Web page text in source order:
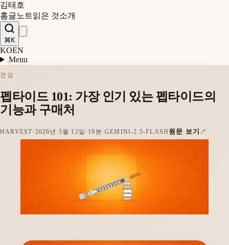
김태호
홈글 노트읽은 것소개
⌘K
KOEN
Menu
건강
펩타이드 101: 가장 인기 있는 펩타이드의
기능과 구매처
HARVEST· 2026년 5월 12일 · 19분 ·GEMINI-2.5-FLASH 원문 보기